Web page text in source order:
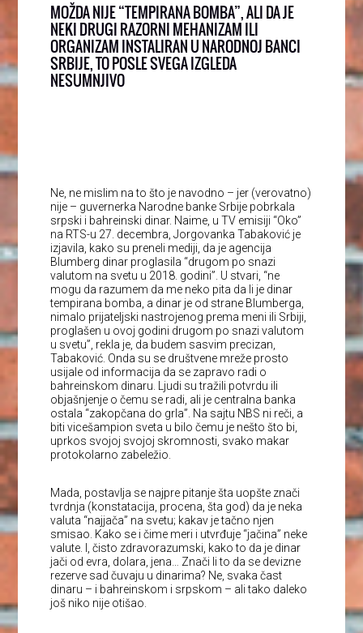
MOŽDA NIJE “TEMPIRANA BOMBA”, ALI DA JE
NEKI DRUGI RAZORNI MEHANIZAM ILI
ORGANIZAM INSTALIRAN U NARODNOJ BANCI
SRBIJE, TO POSLE SVEGA IZGLEDA
NESUMNJIVO
Ne, ne mislim na to što je navodno – jer (verovatno)
nije – guvernerka Narodne banke Srbije pobrkala
srpski i bahreinski dinar. Naime, u TV emisiji “Oko”
na RTS-u 27. decembra, Jorgovanka Tabaković je
izjavila, kako su preneli mediji, da je agencija
Blumberg dinar proglasila “drugom po snazi
valutom na svetu u 2018. godini”. U stvari, “ne
mogu da razumem da me neko pita da li je dinar
tempirana bomba, a dinar je od strane Blumberga,
nimalo prijateljski nastrojenog prema meni ili Srbiji,
proglašen u ovoj godini drugom po snazi valutom
u svetu”, rekla je, da budem sasvim precizan,
Tabaković. Onda su se društvene mreže prosto
usijale od informacija da se zapravo radi o
bahreinskom dinaru. Ljudi su tražili potvrdu ili
objašnjenje o čemu se radi, ali je centralna banka
ostala “zakopčana do grla”. Na sajtu NBS ni reči, a
biti vicešampion sveta u bilo čemu je nešto što bi,
uprkos svojoj svojoj skromnosti, svako makar
protokolarno zabeležio.
Mada, postavlja se najpre pitanje šta uopšte znači
tvrdnja (konstatacija, procena, šta god) da je neka
valuta “najjača” na svetu; kakav je tačno njen
smisao. Kako se i čime meri i utvrđuje “jačina” neke
valute. I, čisto zdravorazumski, kako to da je dinar
jači od evra, dolara, jena… Znači li to da se devizne
rezerve sad čuvaju u dinarima? Ne, svaka čast
dinaru – i bahreinskom i srpskom – ali tako daleko
još niko nije otišao.